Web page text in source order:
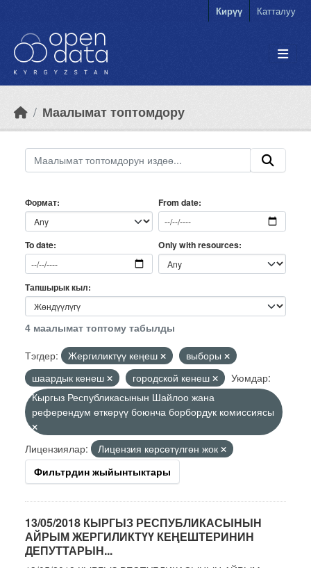
Кирүү Катталуу
Маалымат топтомдору
Формат From date
To date Only with resources
Тапшырык кыл
4 маалымат топтому табылды
Тэгдер:
Жергиликтүү кеңеш
выборы
шаардык кенеш
городской кенеш
Уюмдар:
Кыргыз Республикасынын Шайлоо жана
референдум өткөрүү боюнча борбордук комиссиясы
Лицензиялар:
Лицензия көрсөтүлгөн жок
Фильтрдин жыйынтыктары
13/05/2018 КЫРГЫЗ РЕСПУБЛИКАСЫНЫН
АЙРЫМ ЖЕРГИЛИКТҮҮ КЕҢЕШТЕРИНИН
ДЕПУТТАРЫН...